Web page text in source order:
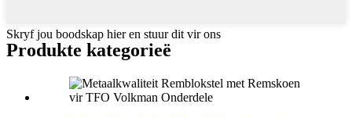
Skryf jou boodskap hier en stuur dit vir ons
Produkte kategorieë